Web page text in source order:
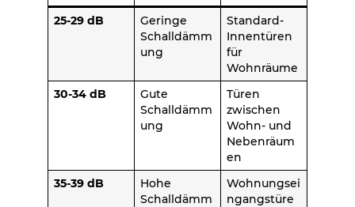
25-29 dB
Geringe
Schalldämm
ung
Standard-
Innentüren
für
Wohnräume
30-34 dB
Gute
Schalldämm
ung
Türen
zwischen
Wohn- und
Nebenräum
en
35-39 dB
Hohe
Schalldämm
Wohnungsei
ngangstüre